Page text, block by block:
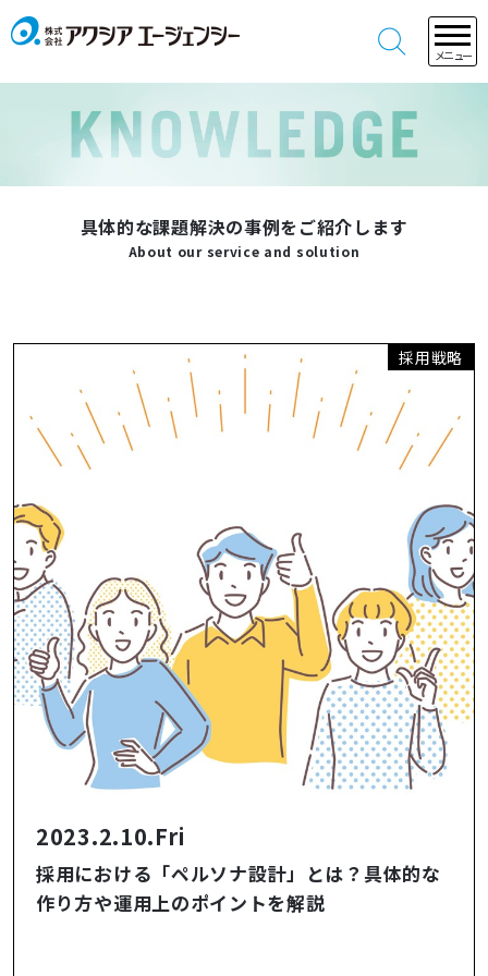
メニュー
具体的な課題解決の事例をご紹介します
About our service and solution
採用戦略
2023.2.10.Fri
採用における「ペルソナ設計」とは？具体的な
作り方や運用上のポイントを解説